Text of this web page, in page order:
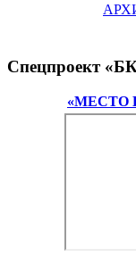
Спецпроект
«МЕСТО